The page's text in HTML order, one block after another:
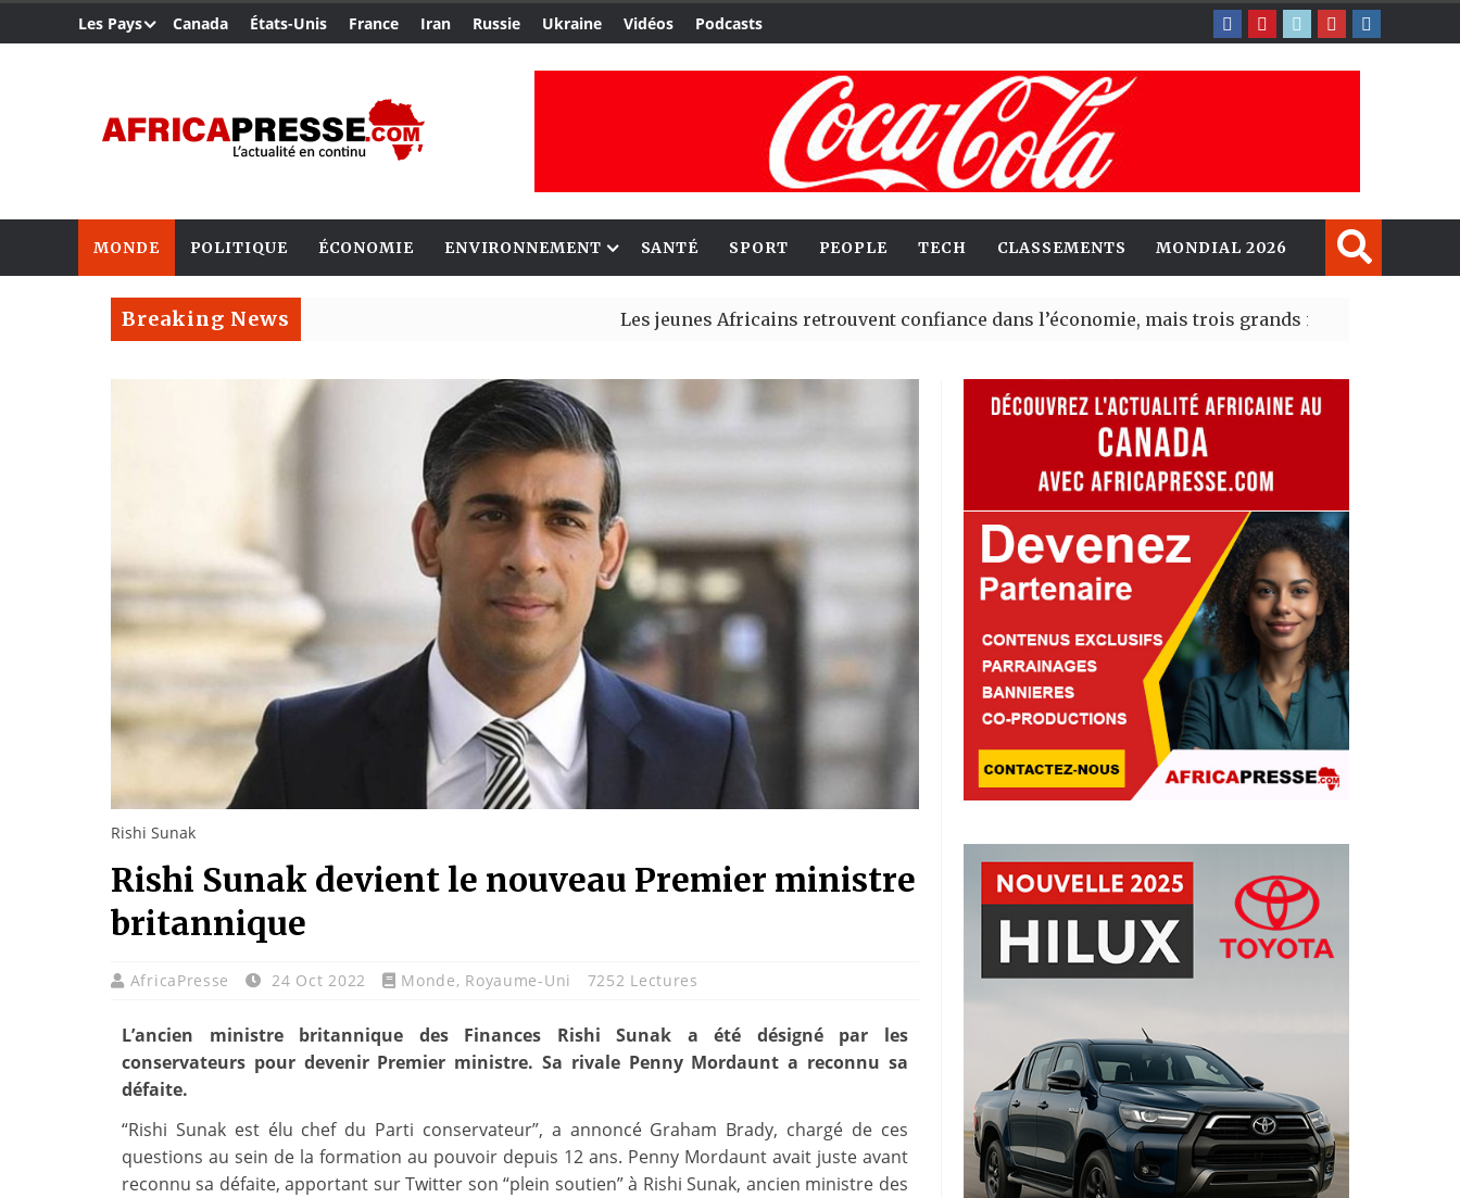
Les Pays Canada États-Unis France Iran Russie Ukraine Vidéos Podcasts
MONDE POLITIQUE ÉCONOMIE ENVIRONNEMENT SANTÉ SPORT PEOPLE TECH CLASSEMENTS MONDIAL 2026
Breaking News Les jeunes Africains retrouvent confiance dans l’économie, mais trois grands marchés restent à la traîne
Rishi Sunak
Rishi Sunak devient le nouveau Premier ministre
britannique
AfricaPresse 24 Oct 2022 Monde, Royaume-Uni 7252 Lectures
L’ancien ministre britannique des Finances Rishi Sunak a été désigné par les
conservateurs pour devenir Premier ministre. Sa rivale Penny Mordaunt a reconnu sa
défaite.
“Rishi Sunak est élu chef du Parti conservateur”, a annoncé Graham Brady, chargé de ces
questions au sein de la formation au pouvoir depuis 12 ans. Penny Mordaunt avait juste avant
reconnu sa défaite, apportant sur Twitter son “plein soutien” à Rishi Sunak, ancien ministre des